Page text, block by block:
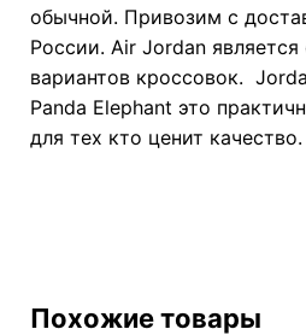
обычной. Привозим с
России. Air Jordan
вариантов кроссовок.
Panda Elephant это
для тех кто ценит качество.
Похожие товары